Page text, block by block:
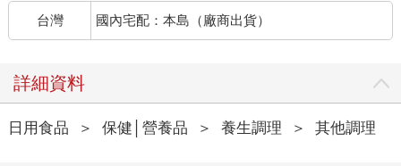
台灣 國內宅配：本島（廠商出貨）
詳細資料
日用食品 ＞ 保健│營養品 ＞ 養生調理 ＞ 其他調理